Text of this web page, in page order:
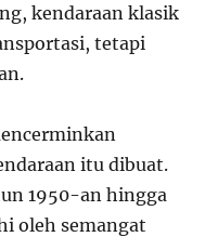
kendaraan klasik
tetapi
itu dibuat.
1950-an hingga
oleh semangat